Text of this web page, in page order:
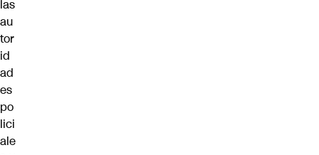
las
au
tor
id
ad
es
po
lici
ale